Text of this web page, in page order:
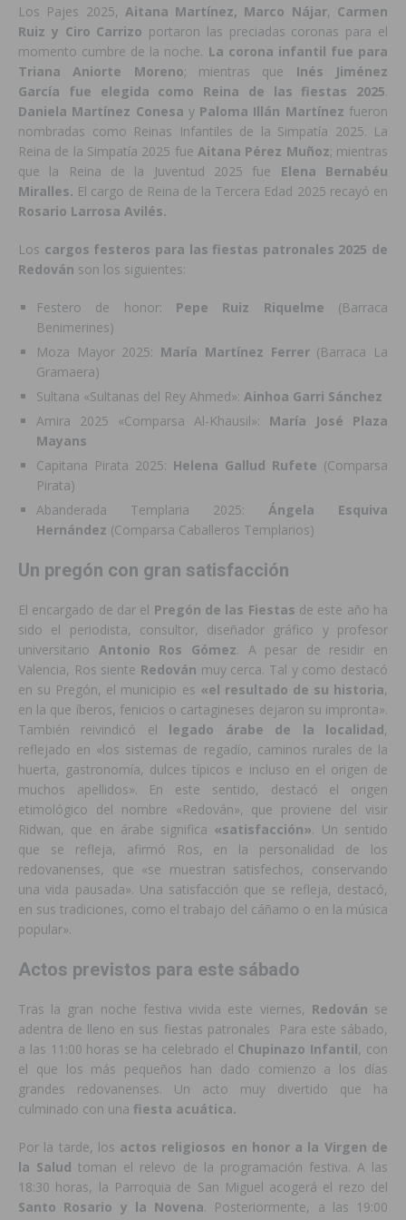
Los Pajes 2025, Aitana Martínez, Marco Nájar, Carmen
Ruiz y Ciro Carrizo portaron las preciadas coronas para el
momento cumbre de la noche. La corona infantil fue para
Triana Aniorte Moreno; mientras que Inés Jiménez
García fue elegida como Reina de las fiestas 2025.
Daniela Martínez Conesa y Paloma Illán Martínez fueron
nombradas como Reinas Infantiles de la Simpatía 2025. La
Reina de la Simpatía 2025 fue Aitana Pérez Muñoz; mientras
que la Reina de la Juventud 2025 fue Elena Bernabéu
Miralles. El cargo de Reina de la Tercera Edad 2025 recayó en
Rosario Larrosa Avilés.
Los cargos festeros para las fiestas patronales 2025 de
Redován son los siguientes:
Festero de honor: Pepe Ruiz Riquelme (Barraca
Benimerines)
Moza Mayor 2025: María Martínez Ferrer (Barraca La
Gramaera)
Sultana «Sultanas del Rey Ahmed»: Ainhoa Garri Sánchez
Amira 2025 «Comparsa Al-Khausil»: María José Plaza
Mayans
Capitana Pirata 2025: Helena Gallud Rufete (Comparsa
Pirata)
Abanderada Templaria 2025: Ángela Esquiva
Hernández (Comparsa Caballeros Templarios)
Un pregón con gran satisfacción
El encargado de dar el Pregón de las Fiestas de este año ha
sido el periodista, consultor, diseñador gráfico y profesor
universitario Antonio Ros Gómez. A pesar de residir en
Valencia, Ros siente Redován muy cerca. Tal y como destacó
en su Pregón, el municipio es «el resultado de su historia,
en la que íberos, fenicios o cartagineses dejaron su impronta».
También reivindicó el legado árabe de la localidad,
reflejado en «los sistemas de regadío, caminos rurales de la
huerta, gastronomía, dulces típicos e incluso en el origen de
muchos apellidos». En este sentido, destacó el origen
etimológico del nombre «Redován», que proviene del visir
Ridwan, que en árabe significa «satisfacción». Un sentido
que se refleja, afirmó Ros, en la personalidad de los
redovanenses, que «se muestran satisfechos, conservando
una vida pausada». Una satisfacción que se refleja, destacó,
en sus tradiciones, como el trabajo del cáñamo o en la música
popular».
Actos previstos para este sábado
Tras la gran noche festiva vivida este viernes, Redován se
adentra de lleno en sus fiestas patronales Para este sábado,
a las 11:00 horas se ha celebrado el Chupinazo Infantil, con
el que los más pequeños han dado comienzo a los días
grandes redovanenses. Un acto muy divertido que ha
culminado con una fiesta acuática.
Por la tarde, los actos religiosos en honor a la Virgen de
la Salud toman el relevo de la programación festiva. A las
18:30 horas, la Parroquia de San Miguel acogerá el rezo del
Santo Rosario y la Novena. Posteriormente, a las 19:00